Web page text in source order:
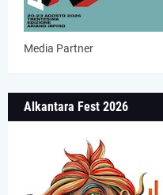
Media Partner
Alkantara Fest 2026